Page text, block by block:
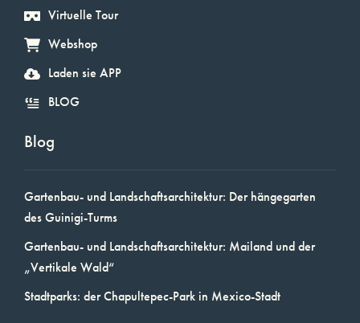
Virtuelle Tour
Webshop
Laden sie APP
BLOG
Blog
Gartenbau- und Landschaftsarchitektur: Der hängegarten
des Guinigi-Turms
Gartenbau- und Landschaftsarchitektur: Mailand und der
„Vertikale Wald“
Stadtparks: der Chapultepec-Park in Mexico-Stadt